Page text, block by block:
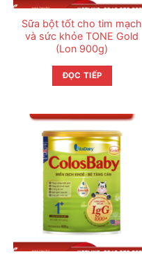
Sữa bột tốt cho tim mạch
và sức khỏe TONE Gold
(Lon 900g)
ĐỌC TIẾP